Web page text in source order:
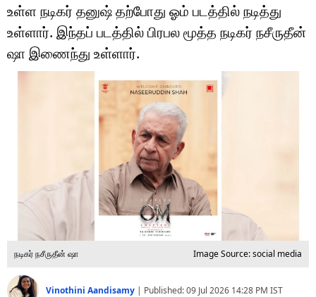
லைஃப்ஸ்டைல்
வணிகம்
ஷார்ட் வீடியோஸ்
வலை கதைகள்
போட்டோ கேலரி
உள்ள நடிகர் தனுஷ் தற்போது ஓம் படத்தில் நடித்து
உள்ளார். இந்தப் படத்தில் பிரபல மூத்த நடிகர் நசீருதீன்
ஷா இணைந்து உள்ளார்.
நடிகர் நசீருதீன் ஷா Image Source: social media
Vinothini Aandisamy | Published:09 Jul 2026 14:28 PM IST